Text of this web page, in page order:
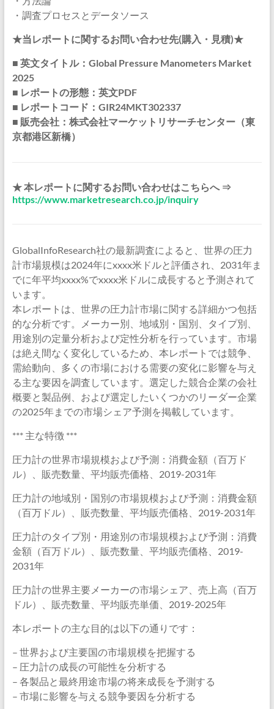
・調査プロセスとデータソース
★当レポートに関するお問い合わせ先(購入・見積)★
■ 英文タイトル：Global Pressure Manometers Market
2025
■ レポートの形態：英文PDF
■ レポートコード：GIR24MKT302337
■ 販売会社：株式会社マーケットリサーチセンター（東
京都港区新橋）
★ 本レポートに関するお問い合わせはこちらへ ⇒
https://www.marketresearch.co.jp/inquiry
GlobalInfoResearch社の最新調査によると、世界の圧力
計市場規模は2024年にxxxx米ドルと評価され、2031年ま
でに年平均xxxx%でxxxx米ドルに成長すると予測されて
います。
本レポートは、世界の圧力計市場に関する詳細かつ包括
的な分析です。メーカー別、地域別・国別、タイプ別、
用途別の定量分析および定性分析を行っています。市場
は絶え間なく変化しているため、本レポートでは競争、
需給動向、多くの市場における需要の変化に影響を与え
る主な要因を調査しています。選定した競合企業の会社
概要と製品例、および選定したいくつかのリーダー企業
の2025年までの市場シェア予測を掲載しています。
*** 主な特徴 ***
圧力計の世界市場規模および予測：消費金額（百万ド
ル）、販売数量、平均販売価格、2019-2031年
圧力計の地域別・国別の市場規模および予測：消費金額
（百万ドル）、販売数量、平均販売価格、2019-2031年
圧力計のタイプ別・用途別の市場規模および予測：消費
金額（百万ドル）、販売数量、平均販売価格、2019-
2031年
圧力計の世界主要メーカーの市場シェア、売上高（百万
ドル）、販売数量、平均販売単価、2019-2025年
本レポートの主な目的は以下の通りです：
– 世界および主要国の市場規模を把握する
– 圧力計の成長の可能性を分析する
– 各製品と最終用途市場の将来成長を予測する
– 市場に影響を与える競争要因を分析する